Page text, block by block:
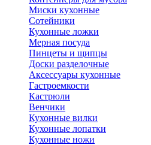
Миски кухонные
Сотейники
Кухонные ложки
Мерная посуда
Пинцеты и щипцы
Доски разделочные
Аксессуары кухонные
Гастроемкости
Кастрюли
Венчики
Кухонные вилки
Кухонные лопатки
Кухонные ножи